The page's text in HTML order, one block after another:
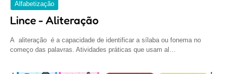
Alfabetização
Lince - Aliteração
A aliteração é a capacidade de identificar a sílaba ou fonema no
começo das palavras. Atividades práticas que usam al…